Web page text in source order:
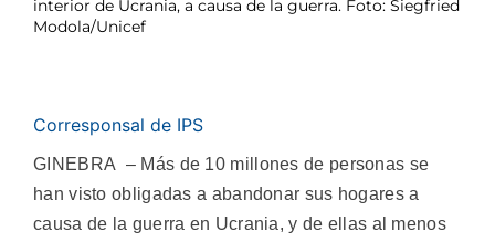
interior de Ucrania, a causa de la guerra. Foto: Siegfried
Modola/Unicef
Corresponsal de IPS
GINEBRA – Más de 10 millones de personas se
han visto obligadas a abandonar sus hogares a
causa de la guerra en Ucrania, y de ellas al menos